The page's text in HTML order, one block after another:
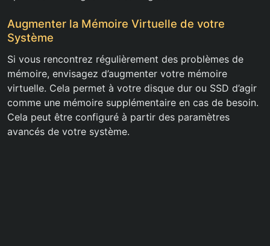
Augmenter la Mémoire Virtuelle de votre
Système
Si vous rencontrez régulièrement des problèmes de
mémoire, envisagez d’augmenter votre mémoire
virtuelle. Cela permet à votre disque dur ou SSD d’agir
comme une mémoire supplémentaire en cas de besoin.
Cela peut être configuré à partir des paramètres
avancés de votre système.